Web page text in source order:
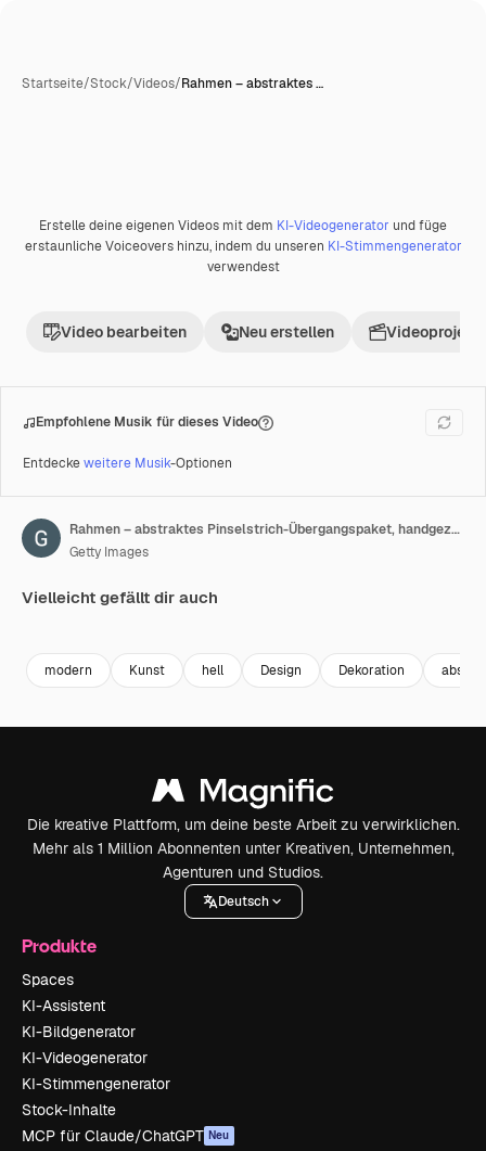
Startseite/Stock/Videos/Rahmen – abstraktes …
Premium
Erstelle deine eigenen Videos mit dem KI-Videogenerator und füge
erstaunliche Voiceovers hinzu, indem du unseren KI-Stimmengenerator
verwendest
Video bearbeiten Neu erstellen Videoprojekt
Empfohlene Musik für dieses Video
Entdeckeweitere Musik-Optionen
Rahmen – abstraktes Pinselstrich-Übergangspaket, handgezeichnete Texturen
Getty Images
Vielleicht gefällt dir auch
modern Kunst hell Design Dekoration
Die kreative Plattform, um deine beste Arbeit zu verwirklichen.
Mehr als 1 Million Abonnenten unter Kreativen, Unternehmen,
Agenturen und Studios.
Deutsch
Produkte
Spaces
KI-Assistent
KI-Bildgenerator
KI-Videogenerator
KI-Stimmengenerator
Stock-Inhalte
MCP für Claude/ChatGPT Neu